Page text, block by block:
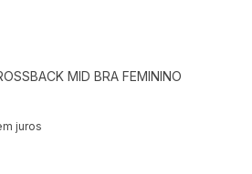
MID BRA FEMININO
juros